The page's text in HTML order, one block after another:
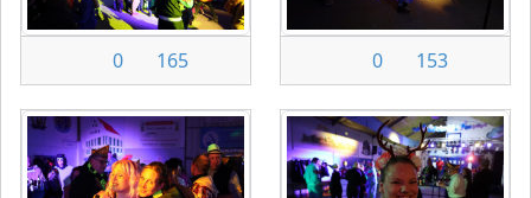
0 165 0 153